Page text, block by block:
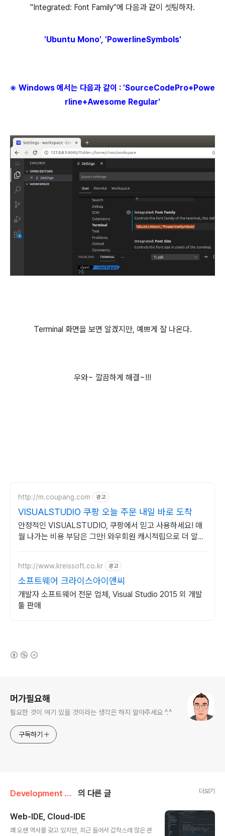
"Integrated: Font Family"에 다음과 같이 셋팅하자.
'Ubuntu Mono', 'PowerlineSymbols'
※ Windows 에서는 다음과 같이 : 'SourceCodePro+Powe
rline+Awesome Regular'
Terminal 화면을 보면 알겠지만, 예쁘게 잘 나온다.
우와~ 깔끔하게 해결~!!!
http://m.coupang.com 광고
VISUALSTUDIO 쿠팡 오늘 주문 내일 바로 도착
안정적인 VISUALSTUDIO, 쿠팡에서 믿고 사용하세요! 매
월 나가는 비용 부담은 그만! 와우회원 캐시적립으로 더 알뜰
http://www.kreissoft.co.kr 광고
소프트웨어 크라이스아이앤씨
개발자 소프트웨어 전문 업체, Visual Studio 2015 외 개발
툴 판매
머가필요해
필요한 것이 여기 있을 것이라는 생각은 하지 말아주세요 ^.^
구독하기
Development Tools/IDE 의 다른 글 더보기
Web-IDE, Cloud-IDE
꽤 오랜 역사를 갖고 있지만, 최근 들어서 갑작스레 많은 관